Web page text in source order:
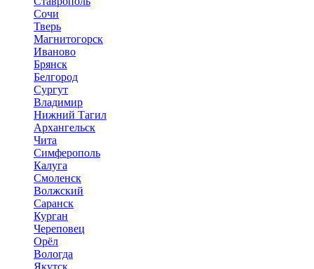
Сочи
Тверь
Магнитогорск
Иваново
Брянск
Белгород
Сургут
Владимир
Нижний Тагил
Архангельск
Чита
Симферополь
Калуга
Смоленск
Волжский
Саранск
Курган
Череповец
Орёл
Вологда
Якутск